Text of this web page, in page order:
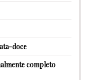
doce
completo